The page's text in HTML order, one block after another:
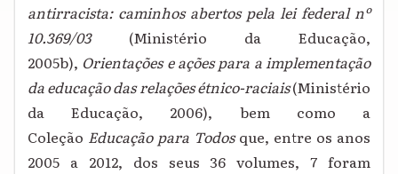
antirracista: caminhos abertos pela lei federal nº
10.369/03(Ministério da Educação,
2005b), Orientações e ações para a implementação
da educação das relações étnico-raciais(Ministério
da Educação, 2006), bem como a
Coleção Educação para Todosque, entre os anos
2005 a 2012, dos seus 36 volumes, 7 foram